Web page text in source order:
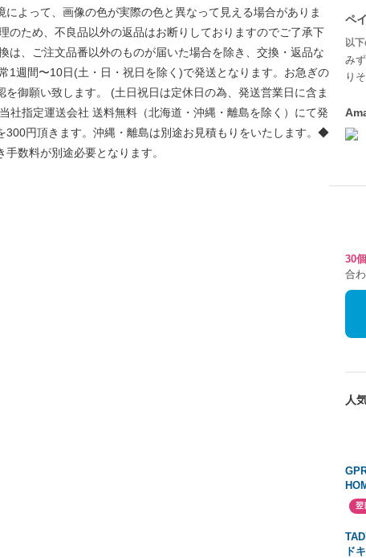
よって、画像の色が実際の色と異なって見える場合がありま
のため、不良品以外の返品はお断りしておりますのでご了承下
は、ご注文品番以外のものが届いた場合を除き、交換・返品な
1週間〜10日(土・日・祝日を除く)で発送となります。お急ぎの
御願い致します。 (土日祝日は定休日の為、発送営業日に含ま
社指定運送会社 送料無料（北海道・沖縄・離島を除く）にて発
円頂きます。沖縄・離島は別途お見積もりをいたします。◆
数料が別途必要となります。
ペ
以
み
り
30
合
人
プ翌
ド